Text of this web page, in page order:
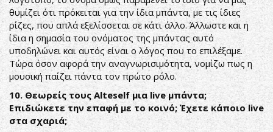
θυμίζει ότι πρόκειται για την ίδια μπάντα, με τις ίδιες
ρίζες, που απλά εξελίσσεται σε κάτι άλλο. Άλλωστε και η
ίδια η σημασία του ονόματος της μπάντας αυτό
υποδηλώνει και αυτός είναι ο λόγος που το επιλέξαμε.
Τώρα όσον αφορά την αναγνωρισιμότητα, νομίζω πως η
μουσική παίζει πάντα τον πρώτο ρόλο.
10. Θεωρείς τους Alteself μια live μπάντα;
Επιδιώκετε την επαφή με το κοινό; Έχετε κάποιο live
στα σχαριά;